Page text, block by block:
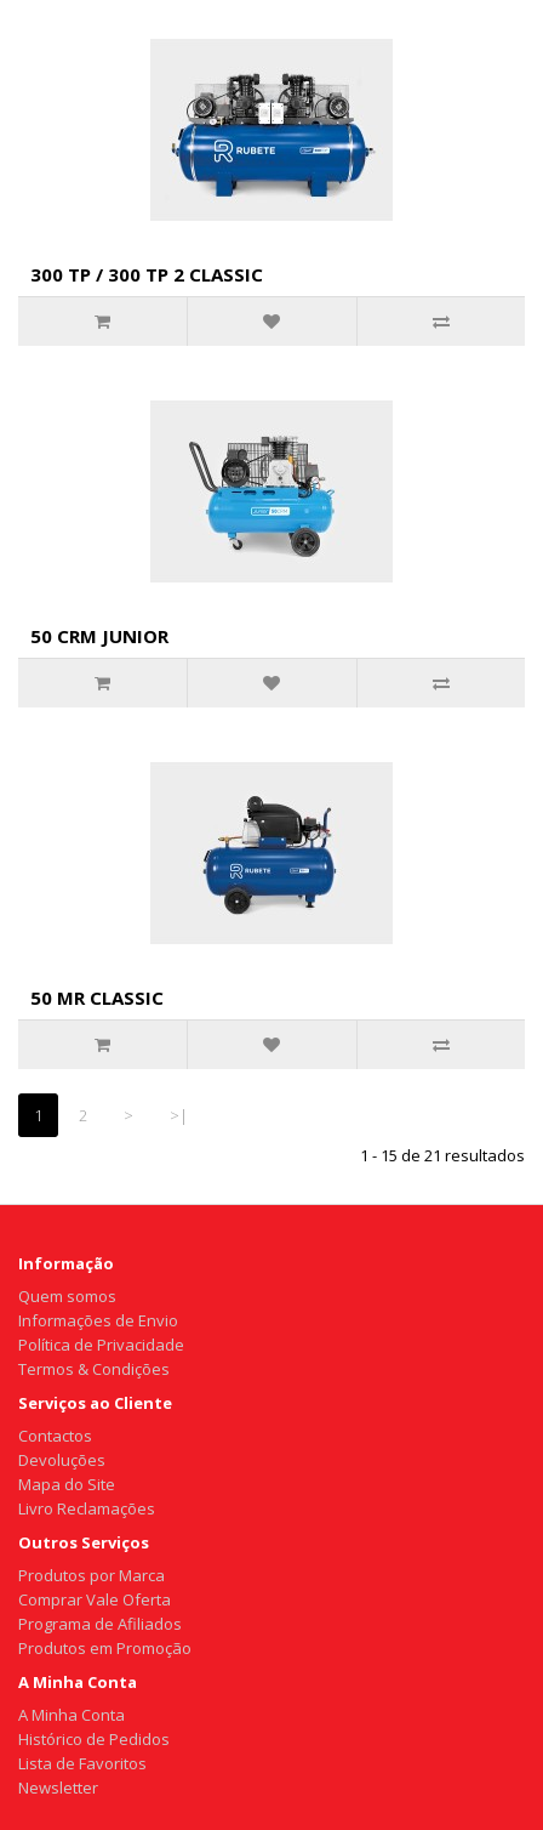
300 TP / 300 TP 2 CLASSIC
50 CRM JUNIOR
50 MR CLASSIC
1 2 >
>|
1 - 15 de 21 resultados
Informação
Quem somos
Informações de Envio
Política de Privacidade
Termos & Condições
Serviços ao Cliente
Contactos
Devoluções
Mapa do Site
Livro Reclamações
Outros Serviços
Produtos por Marca
Comprar Vale Oferta
Programa de Afiliados
Produtos em Promoção
A Minha Conta
A Minha Conta
Histórico de Pedidos
Lista de Favoritos
Newsletter